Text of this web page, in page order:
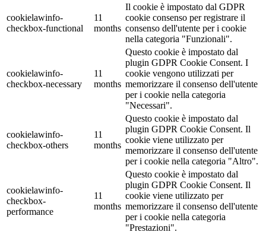
cookielawinfo-
checkbox-functional
11
months
Il cookie è impostato dal GDPR
cookie consenso per registrare il
consenso dell'utente per i cookie
nella categoria "Funzionali".
cookielawinfo-
checkbox-necessary
11
months
Questo cookie è impostato dal
plugin GDPR Cookie Consent. I
cookie vengono utilizzati per
memorizzare il consenso dell'utente
per i cookie nella categoria
"Necessari".
cookielawinfo-
checkbox-others
11
months
Questo cookie è impostato dal
plugin GDPR Cookie Consent. Il
cookie viene utilizzato per
memorizzare il consenso dell'utente
per i cookie nella categoria "Altro".
cookielawinfo-
checkbox-
performance
11
months
Questo cookie è impostato dal
plugin GDPR Cookie Consent. Il
cookie viene utilizzato per
memorizzare il consenso dell'utente
per i cookie nella categoria
"Prestazioni".